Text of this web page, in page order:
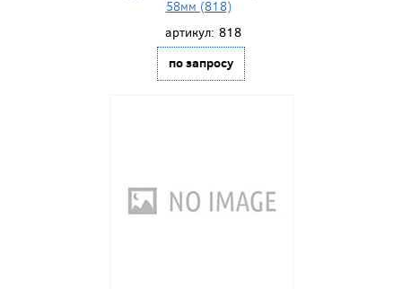
58мм (818)
артикул: 818
по запросу